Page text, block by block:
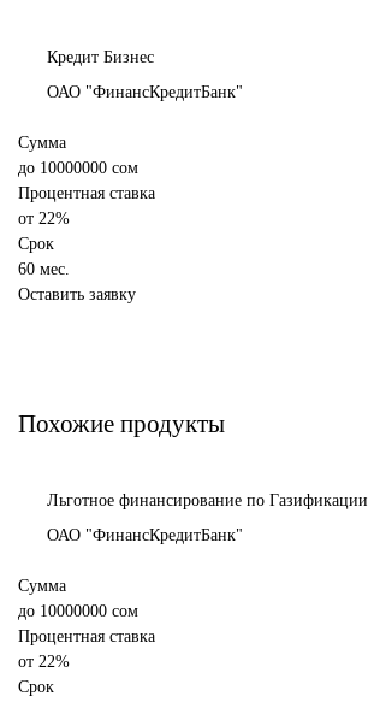
Кредит Бизнес
ОАО "ФинансКредитБанк"
Сумма
до 10000000 сом
Процентная ставка
от 22%
Срок
60 мес.
Оставить заявку
Похожие продукты
Льготное финансирование по Газификации
ОАО "ФинансКредитБанк"
Сумма
до 10000000 сом
Процентная ставка
от 22%
Срок